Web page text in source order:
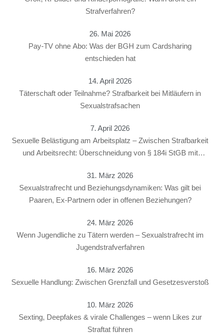
Strafverfahren?
26. Mai 2026
Pay-TV ohne Abo: Was der BGH zum Cardsharing
entschieden hat
14. April 2026
Täterschaft oder Teilnahme? Strafbarkeit bei Mitläufern in
Sexualstrafsachen
7. April 2026
Sexuelle Belästigung am Arbeitsplatz – Zwischen Strafbarkeit
und Arbeitsrecht: Überschneidung von § 184i StGB mit
31. März 2026
Sexualstrafrecht und Beziehungsdynamiken: Was gilt bei
Paaren, Ex-Partnern oder in offenen Beziehungen?
24. März 2026
Wenn Jugendliche zu Tätern werden – Sexualstrafrecht im
Jugendstrafverfahren
16. März 2026
Sexuelle Handlung: Zwischen Grenzfall und Gesetzesverstoß
10. März 2026
Sexting, Deepfakes & virale Challenges – wenn Likes zur
Straftat führen